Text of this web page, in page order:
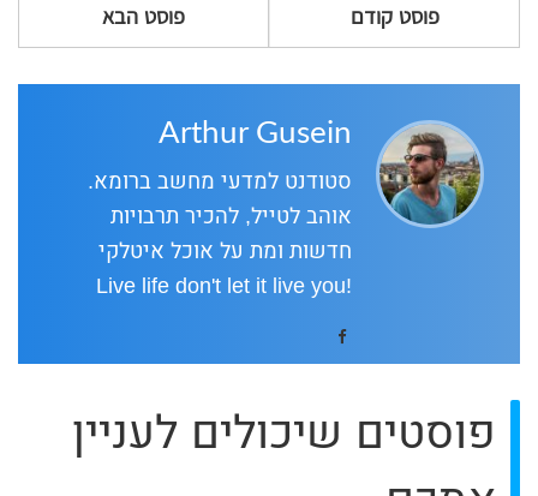
פוסט קודם פוסט הבא
Arthur Gusein
סטודנט למדעי מחשב ברומא.
אוהב לטייל, להכיר תרבויות
חדשות ומת על אוכל איטלקי
!Live life don't let it live you
פוסטים שיכולים לעניין